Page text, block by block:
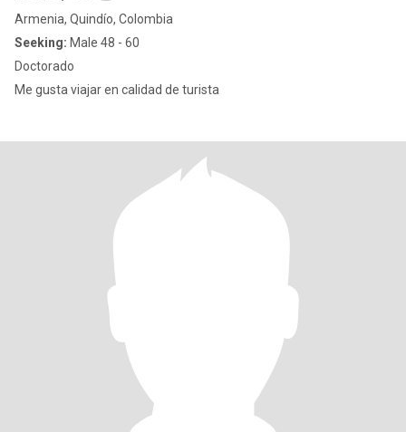
Armenia, Quindío, Colombia
Seeking: Male 48 - 60
Doctorado
Me gusta viajar en calidad de turista